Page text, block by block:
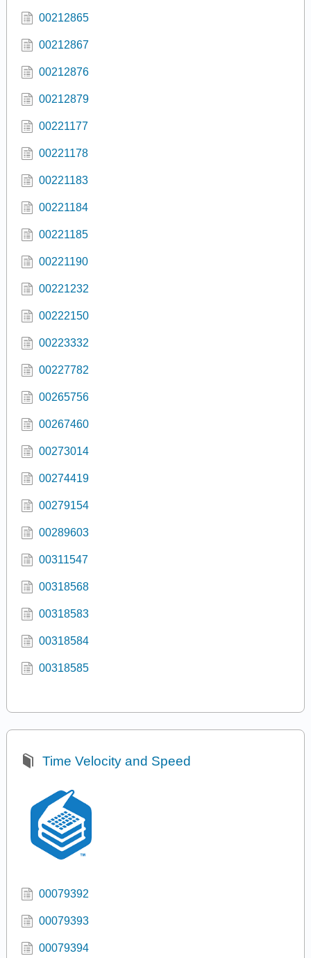
00212865
00212867
00212876
00212879
00221177
00221178
00221183
00221184
00221185
00221190
00221232
00222150
00223332
00227782
00265756
00267460
00273014
00274419
00279154
00289603
00311547
00318568
00318583
00318584
00318585
Time Velocity and Speed
00079392
00079393
00079394